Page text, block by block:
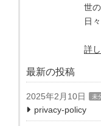
世
日
詳
最新の投稿
2025年2月10日 未
privacy-policy